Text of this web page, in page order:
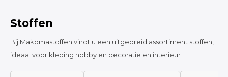
Stoffen
Bij Makomastoffen vindt u een uitgebreid assortiment stoffen,
ideaal voor kleding hobby en decoratie en interieur